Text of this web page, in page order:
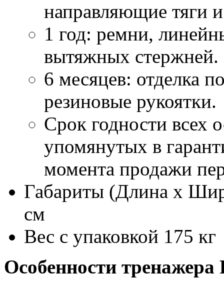
направляющие тяги
1 год: ремни,
вытяжных стержней.
6 месяцев: отделка
резиновые рукоятки.
Срок годности всех
упомянутых в
момента продажи
Габариты (Длина х
см
Вес с упаковкой 175 кг
Особенности